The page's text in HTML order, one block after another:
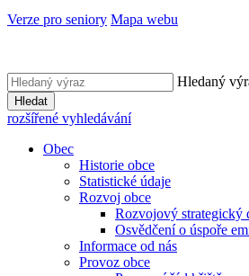
Verze pro seniory Mapa webu
Hledaný
Hledat
rozšířené vyhledávání
Obec
Historie obce
Statistické údaje
Rozvoj obce
Rozvojový strategický
Osvědčení o úspoře
Informace od nás
Provoz obce